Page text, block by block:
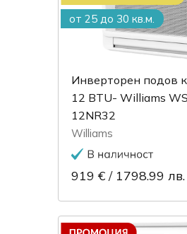
от 25 до 30 кв.м.
Инверторен подов
12 BTU- Williams
12NR32
Williams
919 € / 1798.99 лв.